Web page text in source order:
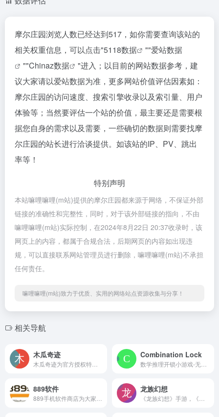
摩尔庄园浏览人数已经达到517，如你需要查询该站的
相关权重信息，可以点击"5118数据 ""爱站数据
""Chinaz数据
"进入；以目前的网站数据参考，建
议大家请以爱站数据为准，更多网站价值评估因素如：
摩尔庄园的访问速度、搜索引擎收录以及索引量、用户
体验等；当然要评估一个站的价值，最主要还是需要根
据您自身的需求以及需要，一些确切的数据则需要找摩
尔庄园的站长进行洽谈提供。如该站的IP、PV、跳出
率等！
特别声明
本站嘛哩嘛哩(m站)提供的摩尔庄园都来源于网络，不保证外部
链接的准确性和完整性，同时，对于该外部链接的指向，不由
嘛哩嘛哩(m站)实际控制，在2024年8月22日 20:37收录时，该
网页上的内容，都属于合规合法，后期网页的内容如出现违
规，可以直接联系网站管理员进行删除，嘛哩嘛哩(m站)不承担
任何责任。
嘛哩嘛哩(m站)致力于优质、实用的网络站点资源收集与分享！
相关导航
木瓜奇迹 Combination Lock
889软件 龙族幻想